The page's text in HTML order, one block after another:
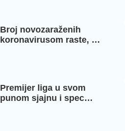
Broj novozaraženih
koronavirusom raste, …
Premijer liga u svom
punom sjajnu i spec…